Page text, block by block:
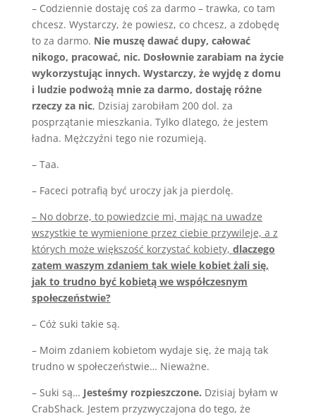
– Codziennie dostaję coś za darmo – trawka, co tam
chcesz. Wystarczy, że powiesz, co chcesz, a zdobędę
to za darmo. Nie muszę dawać dupy, całować
nikogo, pracować, nic. Dosłownie zarabiam na życie
wykorzystując innych. Wystarczy, że wyjdę z domu
i ludzie podwożą mnie za darmo, dostaję różne
rzeczy za nic, Dzisiaj zarobiłam 200 dol. za
posprzątanie mieszkania. Tylko dlatego, że jestem
ładna. Mężczyźni tego nie rozumieją.
– Taa.
– Faceci potrafią być uroczy jak ja pierdolę.
– No dobrze, to powiedzcie mi, mając na uwadze
wszystkie te wymienione przez ciebie przywileje, a z
których może większość korzystać kobiety, dlaczego
zatem waszym zdaniem tak wiele kobiet żali się,
jak to trudno być kobietą we współczesnym
społeczeństwie?
– Cóż suki takie są.
– Moim zdaniem kobietom wydaje się, że mają tak
trudno w społeczeństwie… Nieważne.
– Suki są… Jesteśmy rozpieszczone. Dzisiaj byłam w
CrabShack. Jestem przyzwyczajona do tego, że